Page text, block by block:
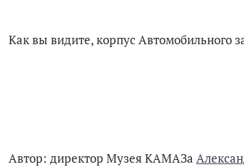
Как вы видите, корпус Автомобильного
Автор: директор Музея КАМАЗа